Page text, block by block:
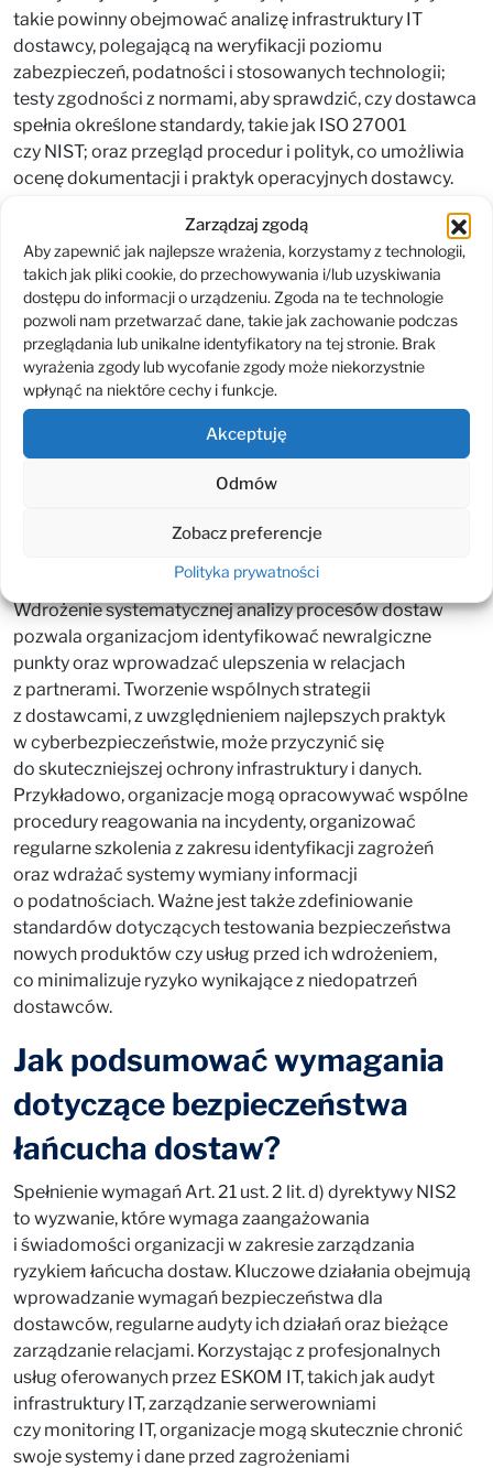
Zarządzaj zgodą
Aby zapewnić jak najlepsze wrażenia, korzystamy z technologii,
takich jak pliki cookie, do przechowywania i/lub uzyskiwania
dostępu do informacji o urządzeniu. Zgoda na te technologie
pozwoli nam przetwarzać dane, takie jak zachowanie podczas
przeglądania lub unikalne identyfikatory na tej stronie. Brak
wyrażenia zgody lub wycofanie zgody może niekorzystnie
wpłynąć na niektóre cechy i funkcje.
Akceptuję
Odmów
Zobacz preferencje
Polityka prywatności
takie powinny obejmować analizę infrastruktury IT
dostawcy, polegającą na weryfikacji poziomu
zabezpieczeń, podatności i stosowanych technologii;
testy zgodności z normami, aby sprawdzić, czy dostawca
spełnia określone standardy, takie jak ISO 27001
czy NIST; oraz przegląd procedur i polityk, co umożliwia
ocenę dokumentacji i praktyk operacyjnych dostawcy.
Jak skutecznie zarządzać
relacjami z dostawcami?
Dobre zarządzanie relacjami z dostawcami jest kluczowe
dla zapewnienia skutecznej ochrony łańcucha dostaw.
Wprowadzenie regularnych spotkań i konsultacji
pozwala na bieżące omawianie potencjalnych ryzyk
i problemów. Podczas takich spotkań można poruszać
tematy związane z oceną aktualnych zagrożeń
cybernetycznych, analizą incydentów z przeszłości
korzystać z narzędzi wspierających te procesy, takich jak
umożliwiające współdzielenie informacji o zagrożeniach.
Wdrożenie systematycznej analizy procesów dostaw
pozwala organizacjom identyfikować newralgiczne
punkty oraz wprowadzać ulepszenia w relacjach
z partnerami. Tworzenie wspólnych strategii
z dostawcami, z uwzględnieniem najlepszych praktyk
w cyberbezpieczeństwie, może przyczynić się
do skuteczniejszej ochrony infrastruktury i danych.
Przykładowo, organizacje mogą opracowywać wspólne
procedury reagowania na incydenty, organizować
regularne szkolenia z zakresu identyfikacji zagrożeń
oraz wdrażać systemy wymiany informacji
o podatnościach. Ważne jest także zdefiniowanie
standardów dotyczących testowania bezpieczeństwa
nowych produktów czy usług przed ich wdrożeniem,
co minimalizuje ryzyko wynikające z niedopatrzeń
dostawców.
Jak podsumować wymagania
dotyczące bezpieczeństwa
łańcucha dostaw?
Spełnienie wymagań Art. 21 ust. 2 lit. d) dyrektywy NIS2
to wyzwanie, które wymaga zaangażowania
i świadomości organizacji w zakresie zarządzania
ryzykiem łańcucha dostaw. Kluczowe działania obejmują
wprowadzanie wymagań bezpieczeństwa dla
dostawców, regularne audyty ich działań oraz bieżące
zarządzanie relacjami. Korzystając z profesjonalnych
usług oferowanych przez ESKOM IT, takich jak audyt
infrastruktury IT, zarządzanie serwerowniami
czy monitoring IT, organizacje mogą skutecznie chronić
swoje systemy i dane przed zagrożeniami